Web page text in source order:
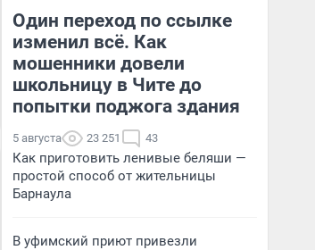
Один переход по ссылке
изменил всё. Как
мошенники довели
школьницу в Чите до
попытки поджога здания
5 августа 23 251 43
Как приготовить ленивые беляши —
простой способ от жительницы
Барнаула
В уфимский приют привезли